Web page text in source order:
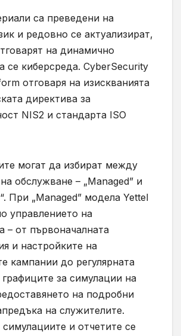
са преведени на
и редовно се актуализират,
на динамично
се киберсреда. CyberSecurity
отговаря на изискванията
директива за
NIS2 и стандарта ISO
могат да избират между
обслужване – „Managed” и
При „Managed” модела Yettel
управлението на
– от първоначалната
и настройките на
кампании до регулярната
за симулации на
на подробни
на служителите.
и отчетите се